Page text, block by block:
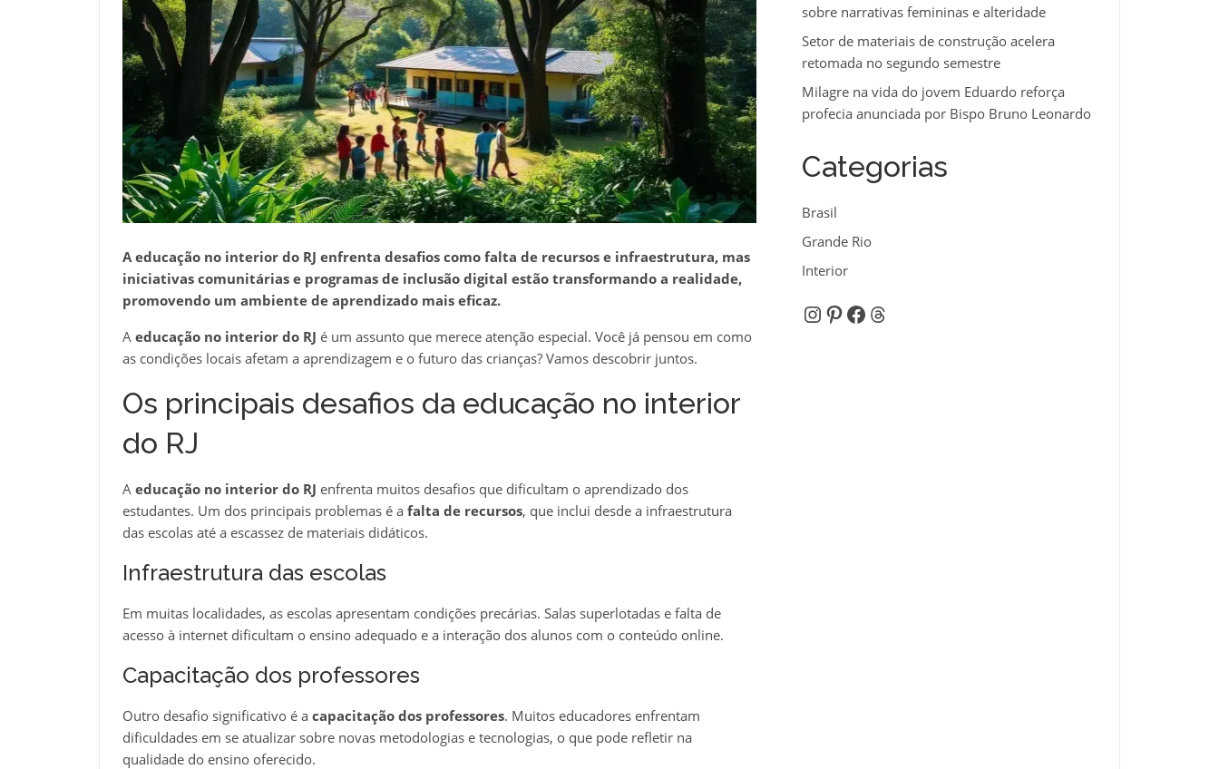
A educação no interior do RJ enfrenta desafios como falta de recursos e infraestrutura, mas
iniciativas comunitárias e programas de inclusão digital estão transformando a realidade,
promovendo um ambiente de aprendizado mais eficaz.
A educação no interior do RJ é um assunto que merece atenção especial. Você já pensou em como
as condições locais afetam a aprendizagem e o futuro das crianças? Vamos descobrir juntos.
Os principais desafios da educação no interior
do RJ
A educação no interior do RJ enfrenta muitos desafios que dificultam o aprendizado dos
estudantes. Um dos principais problemas é a falta de recursos, que inclui desde a infraestrutura
das escolas até a escassez de materiais didáticos.
Infraestrutura das escolas
Em muitas localidades, as escolas apresentam condições precárias. Salas superlotadas e falta de
acesso à internet dificultam o ensino adequado e a interação dos alunos com o conteúdo online.
Capacitação dos professores
Outro desafio significativo é a capacitação dos professores. Muitos educadores enfrentam
dificuldades em se atualizar sobre novas metodologias e tecnologias, o que pode refletir na
qualidade do ensino oferecido.
sobre narrativas femininas e alteridade
Setor de materiais de construção acelera
retomada no segundo semestre
Milagre na vida do jovem Eduardo reforça
profecia anunciada por Bispo Bruno Leonardo
Categorias
Brasil
Grande Rio
Interior
Instagram
Pinterest
Facebook
Threads